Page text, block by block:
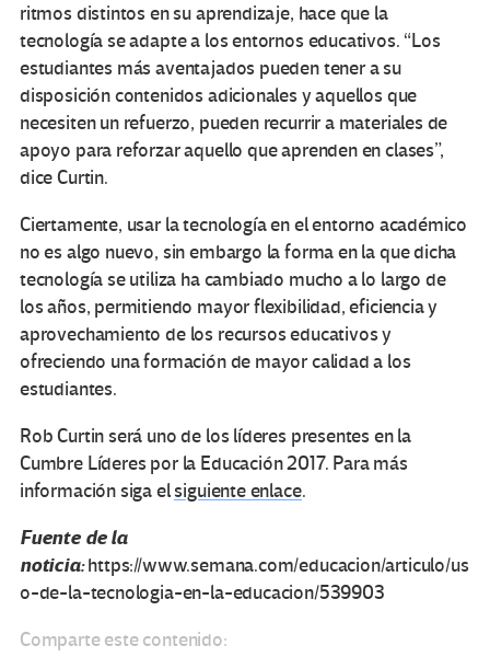
ritmos distintos en su aprendizaje, hace que la
tecnología se adapte a los entornos educativos. “Los
estudiantes más aventajados pueden tener a su
disposición contenidos adicionales y aquellos que
necesiten un refuerzo, pueden recurrir a materiales de
apoyo para reforzar aquello que aprenden en clases”,
dice Curtin.
Ciertamente, usar la tecnología en el entorno académico
no es algo nuevo, sin embargo la forma en la que dicha
tecnología se utiliza ha cambiado mucho a lo largo de
los años, permitiendo mayor flexibilidad, eficiencia y
aprovechamiento de los recursos educativos y
ofreciendo una formación de mayor calidad a los
estudiantes.
Rob Curtin será uno de los líderes presentes en la
Cumbre Líderes por la Educación 2017. Para más
información siga elsiguiente enlace.
Fuente de la
noticia:https://www.semana.com/educacion/articulo/us
o-de-la-tecnologia-en-la-educacion/539903
Comparte este contenido: